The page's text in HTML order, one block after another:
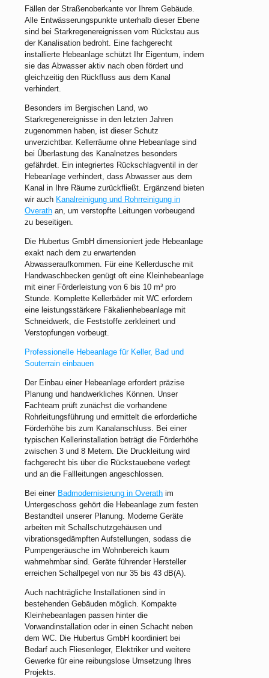
Fällen der Straßenoberkante vor Ihrem Gebäude.
Alle Entwässerungspunkte unterhalb dieser Ebene
sind bei Starkregenereignissen vom Rückstau aus
der Kanalisation bedroht. Eine fachgerecht
installierte Hebeanlage schützt Ihr Eigentum, indem
sie das Abwasser aktiv nach oben fördert und
gleichzeitig den Rückfluss aus dem Kanal
verhindert.
Besonders im Bergischen Land, wo
Starkregenereignisse in den letzten Jahren
zugenommen haben, ist dieser Schutz
unverzichtbar. Kellerräume ohne Hebeanlage sind
bei Überlastung des Kanalnetzes besonders
gefährdet. Ein integriertes Rückschlagventil in der
Hebeanlage verhindert, dass Abwasser aus dem
Kanal in Ihre Räume zurückfließt. Ergänzend bieten
wir auch Kanalreinigung und Rohrreinigung in
Overath an, um verstopfte Leitungen vorbeugend
zu beseitigen.
Die Hubertus GmbH dimensioniert jede Hebeanlage
exakt nach dem zu erwartenden
Abwasseraufkommen. Für eine Kellerdusche mit
Handwaschbecken genügt oft eine Kleinhebeanlage
mit einer Förderleistung von 6 bis 10 m³ pro
Stunde. Komplette Kellerbäder mit WC erfordern
eine leistungsstärkere Fäkalienhebeanlage mit
Schneidwerk, die Feststoffe zerkleinert und
Verstopfungen vorbeugt.
Professionelle Hebeanlage für Keller, Bad und
Souterrain einbauen
Der Einbau einer Hebeanlage erfordert präzise
Planung und handwerkliches Können. Unser
Fachteam prüft zunächst die vorhandene
Rohrleitungsführung und ermittelt die erforderliche
Förderhöhe bis zum Kanalanschluss. Bei einer
typischen Kellerinstallation beträgt die Förderhöhe
zwischen 3 und 8 Metern. Die Druckleitung wird
fachgerecht bis über die Rückstauebene verlegt
und an die Fallleitungen angeschlossen.
Bei einer Badmodernisierung in Overath im
Untergeschoss gehört die Hebeanlage zum festen
Bestandteil unserer Planung. Moderne Geräte
arbeiten mit Schallschutzgehäusen und
vibrationsgedämpften Aufstellungen, sodass die
Pumpengeräusche im Wohnbereich kaum
wahrnehmbar sind. Geräte führender Hersteller
erreichen Schallpegel von nur 35 bis 43 dB(A).
Auch nachträgliche Installationen sind in
bestehenden Gebäuden möglich. Kompakte
Kleinhebeanlagen passen hinter die
Vorwandinstallation oder in einen Schacht neben
dem WC. Die Hubertus GmbH koordiniert bei
Bedarf auch Fliesenleger, Elektriker und weitere
Gewerke für eine reibungslose Umsetzung Ihres
Projekts.